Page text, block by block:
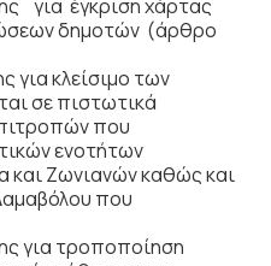
για έγκριση χάρτας
δημοτών (άρθρο
για κλείσιμο των
σε πιστωτικά
που
ενοτήτων
και Ζωνιανών καθώς και
που
για τροποποίηση